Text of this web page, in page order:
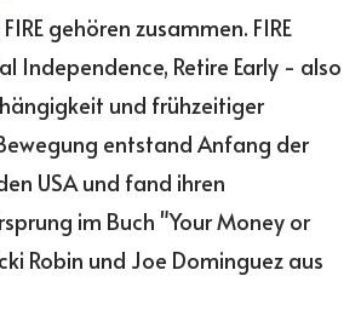
gehören zusammen. FIRE
Independence, Retire Early - also
und frühzeitiger
entstand Anfang der
USA und fand ihren
im Buch "Your Money or
Robin und Joe Dominguez aus